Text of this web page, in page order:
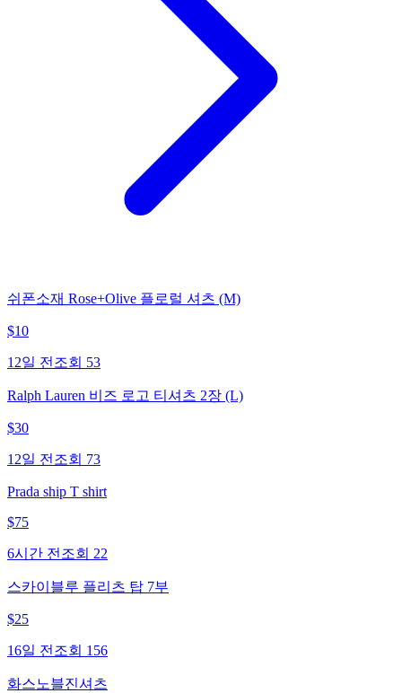
쉬폰소재 Rose+Olive 플로럴 셔츠 (M)
$10
12일 전 조회 53
Ralph Lauren 비즈 로고 티셔츠 2장 (L)
$30
12일 전 조회 73
Prada ship T shirt
$75
6시간 전 조회 22
스카이블루 플리츠 탑 7부
$25
16일 전 조회 156
화스노블진셔츠